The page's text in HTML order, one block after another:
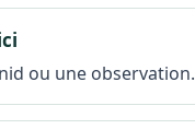
ou une observation.